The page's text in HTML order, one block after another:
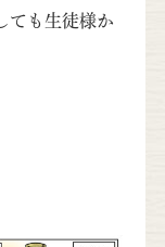
ても生徒様か